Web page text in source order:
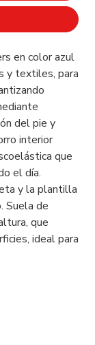
en color azul
y textiles, para
del pie y
interior
que
el día.
y la plantilla
Suela de
que
ideal para